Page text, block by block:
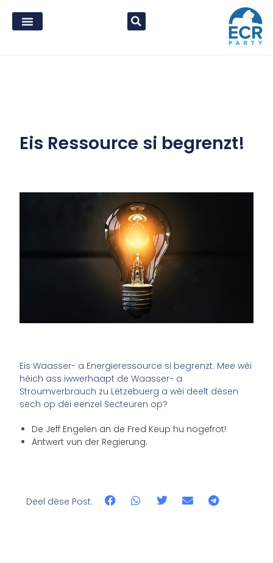
Eis Ressource si begrenzt!
Eis Waasser- a Energieressource si begrenzt. Mee wéi
héich ass iwwerhaapt de Waasser- a
Stroumverbrauch zu Lëtzebuerg a wéi deelt dësen
sech op déi eenzel Secteuren op?
De Jeff Engelen an de Fred Keup hu nogefrot!
Äntwert vun der Regierung.
Deel dëse Post: